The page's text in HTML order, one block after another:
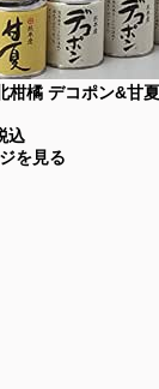
柑橘 デコポン&甘
込
を見る